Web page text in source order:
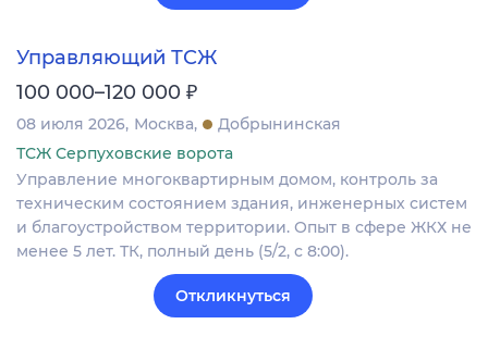
Управляющий ТСЖ
100 000–120 000 ₽
08 июля 2026 Москва
Добрынинская
ТСЖ Серпуховские ворота
Управление многоквартирным домом, контроль за
техническим состоянием здания, инженерных систем
и благоустройством территории. Опыт в сфере ЖКХ не
менее 5 лет. ТК, полный день (5/2, с 8:00).
Откликнуться